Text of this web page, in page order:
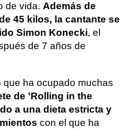
de vida. Además de
45 kilos, la cantante se
Simon Konecki, el
de 7 años de
que ha ocupado muchas
de 'Rolling in the
a una dieta estricta y
con el que ha